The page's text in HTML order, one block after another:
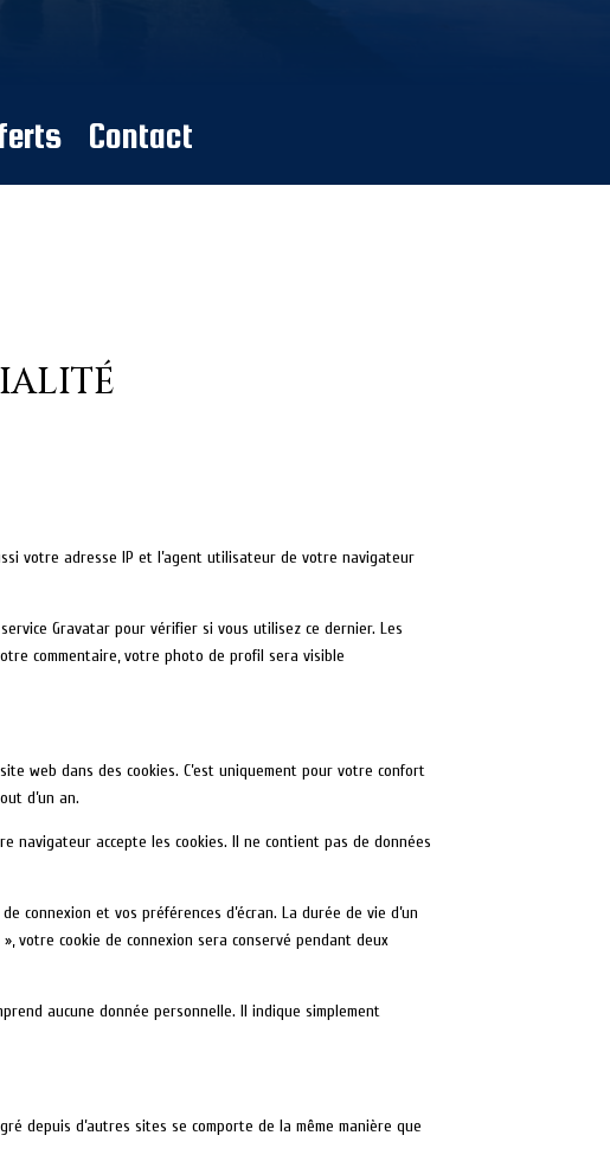
Contact
votre adresse IP et l’agent utilisateur de votre navigateur
Gravatar pour vérifier si vous utilisez ce dernier. Les
commentaire, votre photo de profil sera visible
web dans des cookies. C’est uniquement pour votre confort
d’un an.
navigateur accepte les cookies. Il ne contient pas de données
connexion et vos préférences d’écran. La durée de vie d’un
», votre cookie de connexion sera conservé pendant deux
aucune donnée personnelle. Il indique simplement
depuis d’autres sites se comporte de la même manière que